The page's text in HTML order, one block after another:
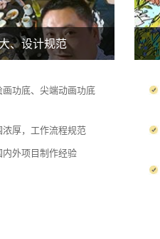
、设计规范
功底、尖端动画功底
厚，工作流程规范
外项目制作经验